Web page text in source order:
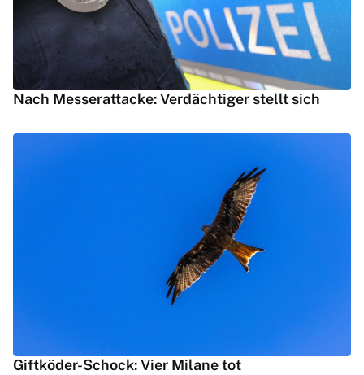
Nach Messerattacke: Verdächtiger stellt sich
Giftköder-Schock: Vier Milane tot